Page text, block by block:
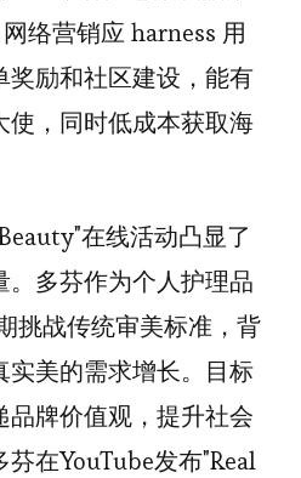
络营销应 harness 用
奖励和社区建设，能有
使，同时低成本获取海
在线活动凸显了
多芬作为个人护理品
挑战传统审美标准，背
实美的需求增长。目标
品牌价值观，提升社会
在YouTube发布"Real